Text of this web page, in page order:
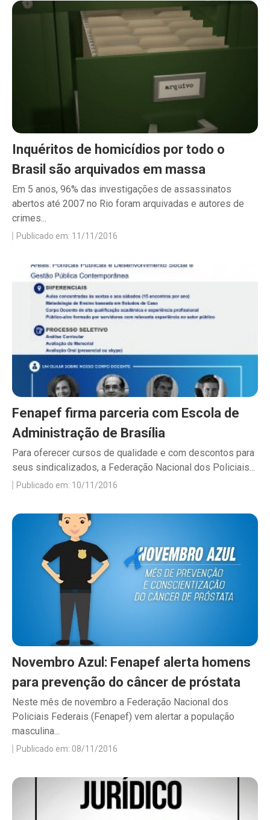
Inquéritos de homicídios por todo o
Brasil são arquivados em massa
Em 5 anos, 96% das investigações de assassinatos
abertos até 2007 no Rio foram arquivadas e autores de
crimes...
Publicado em: 11/11/2016
Fenapef firma parceria com Escola de
Administração de Brasília
Para oferecer cursos de qualidade e com descontos para
seus sindicalizados, a Federação Nacional dos Policiais...
Publicado em: 10/11/2016
Novembro Azul: Fenapef alerta homens
para prevenção do câncer de próstata
Neste mês de novembro a Federação Nacional dos
Policiais Federais (Fenapef) vem alertar a população
masculina...
Publicado em: 08/11/2016